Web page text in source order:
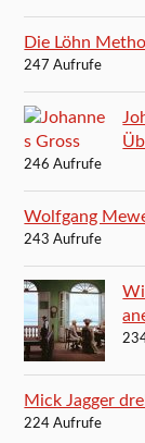
Die Löhn
247 Aufrufe
246 Aufrufe
Wolfgang
243 Aufrufe
Mick Jagger
224 Aufrufe